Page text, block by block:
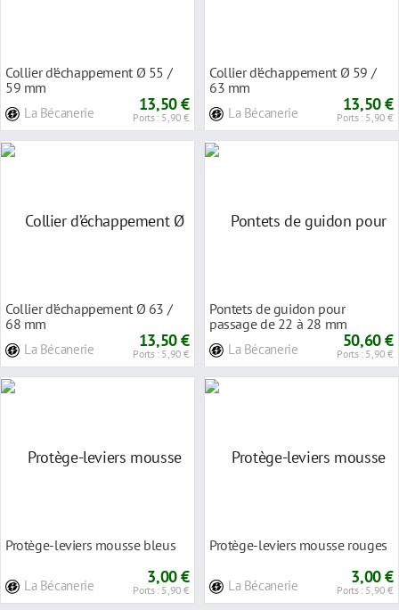
Collier d’échappement Ø 55 /
59 mm
La Bécanerie 13,50 €
Ports : 5,90 €
Collier d’échappement Ø 59 /
63 mm
La Bécanerie 13,50 €
Ports : 5,90 €
Collier d’échappement Ø 63 /
68 mm
La Bécanerie 13,50 €
Ports : 5,90 €
Pontets de guidon pour
passage de 22 à 28 mm
La Bécanerie 50,60 €
Ports : 5,90 €
Protège-leviers mousse bleus
La Bécanerie 3,00 €
Ports : 5,90 €
Protège-leviers mousse rouges
La Bécanerie 3,00 €
Ports : 5,90 €